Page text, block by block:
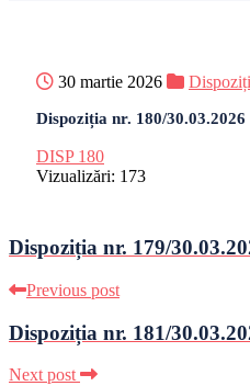
30 martie 2026
Dispoziția nr. 180/30.03.2026
DISP 180
Vizualizări: 173
Dispoziția nr. 179/
Previous post
Dispoziția nr. 181/
Next post